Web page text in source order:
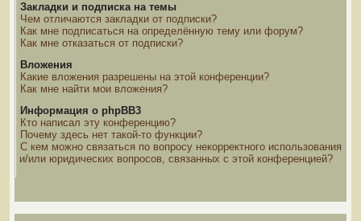
Закладки и подписка на темы
Чем отличаются закладки от подписки?
Как мне подписаться на определённую тему или форум?
Как мне отказаться от подписки?
Вложения
Какие вложения разрешены на этой конференции?
Как мне найти мои вложения?
Информация о phpBB3
Кто написал эту конференцию?
Почему здесь нет такой-то функции?
С кем можно связаться по вопросу некорректного использования
и/или юридических вопросов, связанных с этой конференцией?